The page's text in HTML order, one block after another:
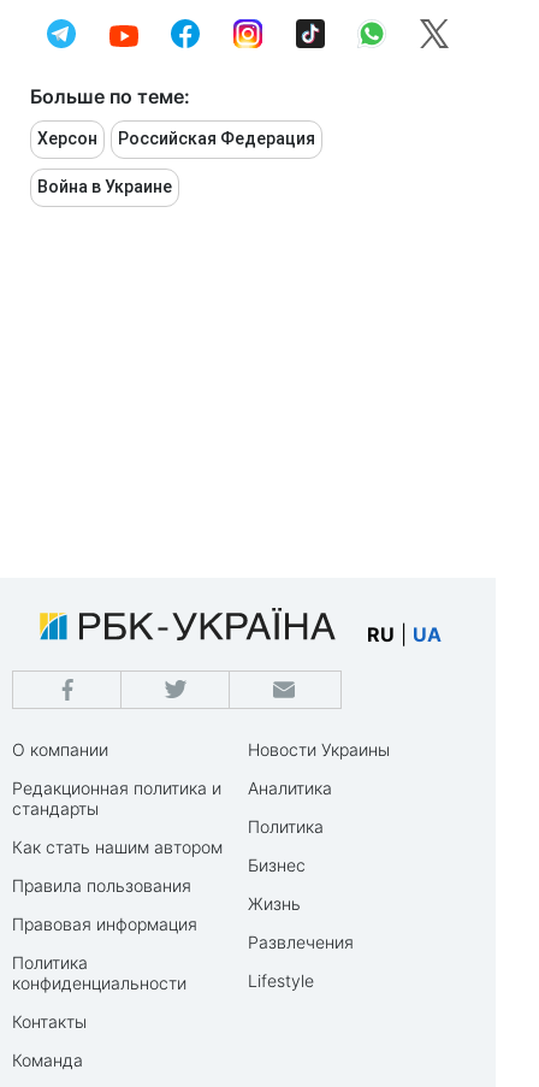
Больше по теме:
Херсон Российская Федерация
Война в Украине
RU UA
О компании
Редакционная политика и
стандарты
Как стать нашим автором
Правила пользования
Правовая информация
Политика
конфиденциальности
Контакты
Команда
Новости Украины
Аналитика
Политика
Бизнес
Жизнь
Развлечения
Lifestyle